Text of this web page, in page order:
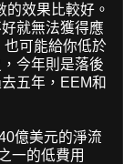
效果比較好。
就無法獲得應
可能給你低於
今年則是落後
五年，EEM和
億美元的淨流
一的低費用